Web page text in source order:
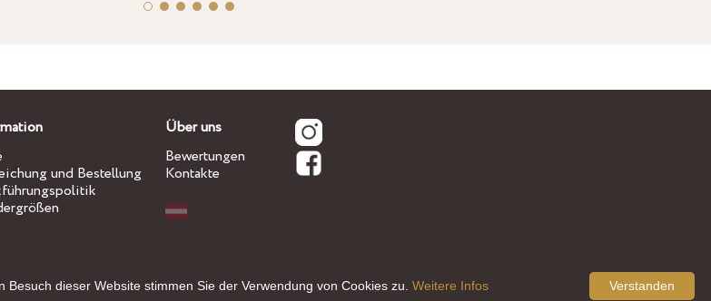
und Bestellung
Über uns
Bewertungen
Kontakte
Verstanden
dieser Website stimmen Sie der Verwendung von Cookies zu. Weitere Infos